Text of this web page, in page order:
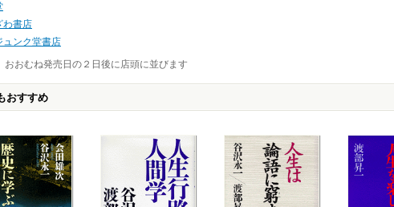
わ書店
ュンク堂書店
おむね発売日の２日後に店頭に並びます
おすすめ